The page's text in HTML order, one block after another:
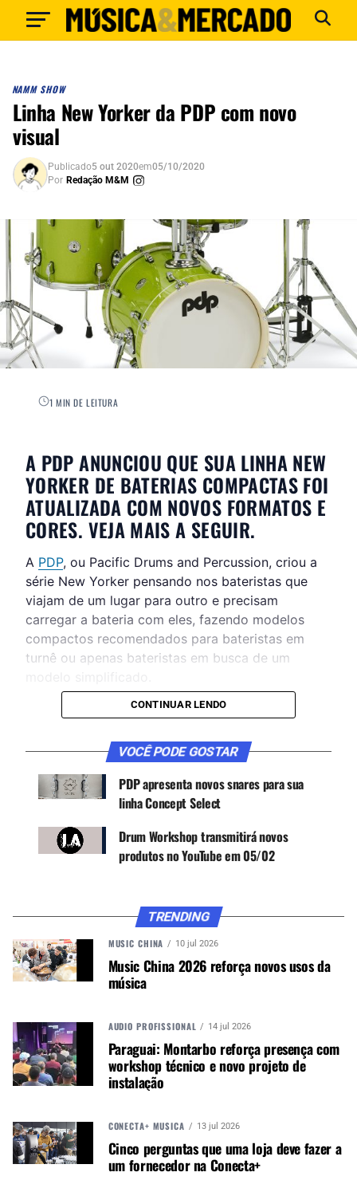
NAMM SHOW
Linha New Yorker da PDP com novo
visual
Publicado5 out 2020em05/10/2020
Por Redação M&M
1 MIN DE LEITURA
A PDP ANUNCIOU QUE SUA LINHA NEW
YORKER DE BATERIAS COMPACTAS FOI
ATUALIZADA COM NOVOS FORMATOS E
CORES. VEJA MAIS A SEGUIR.
A PDP, ou Pacific Drums and Percussion, criou a
série New Yorker pensando nos bateristas que
viajam de um lugar para outro e precisam
carregar a bateria com eles, fazendo modelos
compactos recomendados para bateristas em
turnê ou apenas bateristas em busca de um
Receba novas matérias do Música & Mercado no
WhatsApp e no Google News.
Este kit de quatro peças foi redesenhado e está
sendo lançado este ano com um bumbo menor de
14″x 16″ e um snare ligeiramente maior de 5″x14″,
tom de piso de 12″x13″.
Outra novidade vem da mão de seu acabamento
laminado, agora disponível nas cores Pale Rose
Sparkle, Electric Green Sparkle e Black Onyx
Rob Dean, diretor de marca na PDP, comenta:
“Nós realmente queríamos fazer algumas
CONTINUAR LENDO
VOCÊ PODE GOSTAR
PDP apresenta novos snares para sua
linha Concept Select
Drum Workshop transmitirá novos
produtos no YouTube em 05/02
TRENDING
MUSIC CHINA 10 jul 2026
Music China 2026 reforça novos usos da
música
AUDIO PROFISSIONAL 14 jul 2026
Paraguai: Montarbo reforça presença com
workshop técnico e novo projeto de
instalação
CONECTA+ MÚSICA 13 jul 2026
Cinco perguntas que uma loja deve fazer a
um fornecedor na Conecta+